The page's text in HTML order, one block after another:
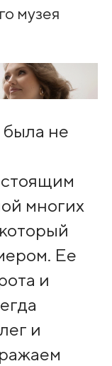
музея
не
многих
Ее
и
и